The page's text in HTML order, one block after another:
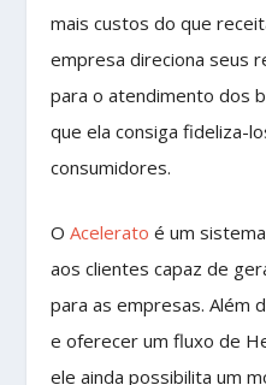
mais custos do que
empresa direciona seus
para o atendimento dos
que ela consiga fideliza-
consumidores.
OAcelerato é um
aos clientes capaz de
para as empresas. Além
e oferecer um fluxo de
ele ainda possibilita um